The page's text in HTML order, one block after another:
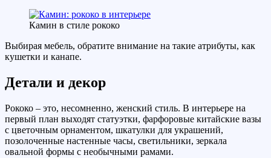
Камин в стиле рококо
Выбирая мебель, обратите внимание на такие атрибуты, как
кушетки и канапе.
Детали и декор
Рококо – это, несомненно, женский стиль. В интерьере на
первый план выходят статуэтки, фарфоровые китайские вазы
с цветочным орнаментом, шкатулки для украшений,
позолоченные настенные часы, светильники, зеркала
овальной формы с необычными рамами.